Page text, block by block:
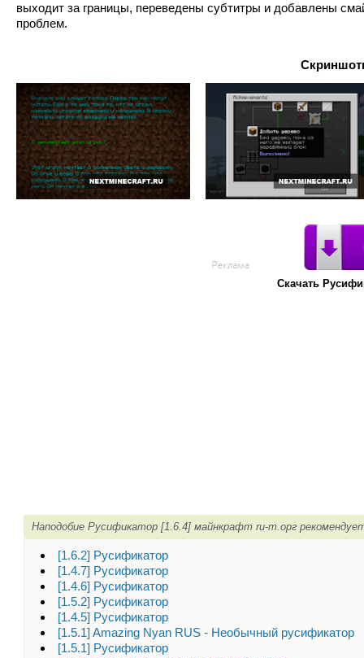
выходит за границы, переведены субтитры и добавлены
проблем.
Скачать
Наподобие Русификатор [1.6.4] майнкрафт ru-m.орг
[1.6.2] Русификатор
[1.4.7] Русификатор
[1.4.6] Русификатор
[1.5.2] Русификатор
[1.4.5] Русификатор
[1.5.1] Amazing Nyan RUS - Необычный русификатор
[1.5.1] Русификатор